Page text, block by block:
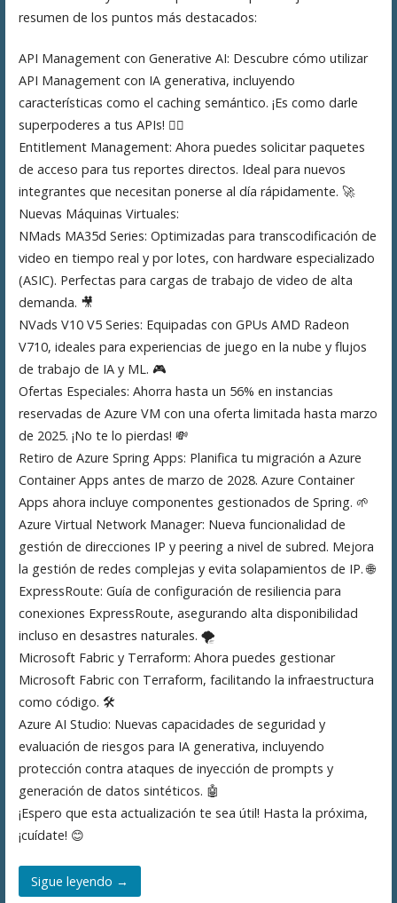
resumen de los puntos más destacados:
API Management con Generative AI: Descubre cómo utilizar
API Management con IA generativa, incluyendo
características como el caching semántico. ¡Es como darle
superpoderes a tus APIs! 🦸‍♂️
Entitlement Management: Ahora puedes solicitar paquetes
de acceso para tus reportes directos. Ideal para nuevos
integrantes que necesitan ponerse al día rápidamente. 🚀
Nuevas Máquinas Virtuales:
NMads MA35d Series: Optimizadas para transcodificación de
video en tiempo real y por lotes, con hardware especializado
(ASIC). Perfectas para cargas de trabajo de video de alta
demanda. 🎥
NVads V10 V5 Series: Equipadas con GPUs AMD Radeon
V710, ideales para experiencias de juego en la nube y flujos
de trabajo de IA y ML. 🎮
Ofertas Especiales: Ahorra hasta un 56% en instancias
reservadas de Azure VM con una oferta limitada hasta marzo
de 2025. ¡No te lo pierdas! 💸
Retiro de Azure Spring Apps: Planifica tu migración a Azure
Container Apps antes de marzo de 2028. Azure Container
Apps ahora incluye componentes gestionados de Spring. 🌱
Azure Virtual Network Manager: Nueva funcionalidad de
gestión de direcciones IP y peering a nivel de subred. Mejora
la gestión de redes complejas y evita solapamientos de IP. 🌐
ExpressRoute: Guía de configuración de resiliencia para
conexiones ExpressRoute, asegurando alta disponibilidad
incluso en desastres naturales. 🌪️
Microsoft Fabric y Terraform: Ahora puedes gestionar
Microsoft Fabric con Terraform, facilitando la infraestructura
como código. 🛠️
Azure AI Studio: Nuevas capacidades de seguridad y
evaluación de riesgos para IA generativa, incluyendo
protección contra ataques de inyección de prompts y
generación de datos sintéticos. 🤖
¡Espero que esta actualización te sea útil! Hasta la próxima,
¡cuídate! 😊
Sigue leyendo →